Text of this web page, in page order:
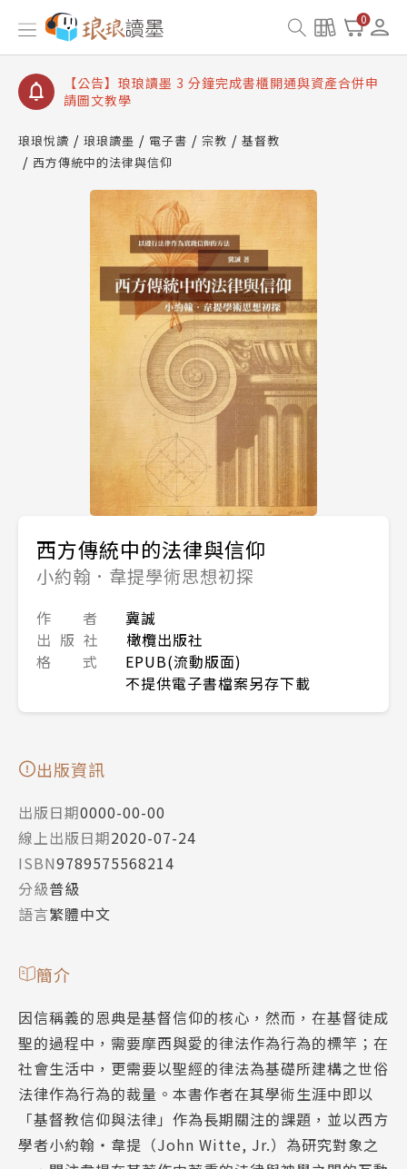
0
【公告】琅琅讀墨數位閱讀資產合併與書櫃開通申請
【公告】琅琅讀墨書櫃開通常見問題
【公告】琅琅讀墨 3 分鐘完成書櫃開通與資產合併申
請圖文教學
查詢
【公告】琅琅讀墨數位閱讀資產合併與書櫃開通申請
琅琅悅讀 琅琅讀墨 電子書 宗教
基督教
西方傳統中的法律與信仰
西方傳統中的法律與信仰
小約翰．韋提學術思想初探
作 者
冀誠
出 版 社
橄欖出版社
格 式
EPUB(流動版面)
不提供電子書檔案另存下載
出版資訊
出版日期0000-00-00
線上出版日期2020-07-24
ISBN9789575568214
分級普級
語言繁體中文
簡介
因信稱義的恩典是基督信仰的核心，然而，在基督徒成
聖的過程中，需要摩西與愛的律法作為行為的標竿；在
社會生活中，更需要以聖經的律法為基礎所建構之世俗
法律作為行為的裁量。本書作者在其學術生涯中即以
「基督教信仰與法律」作為長期關注的課題，並以西方
學者小約翰‧韋提（John Witte, Jr.）為研究對象之